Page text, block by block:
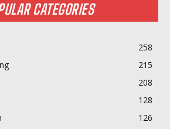
CATEGORIES
258
215
208
128
126